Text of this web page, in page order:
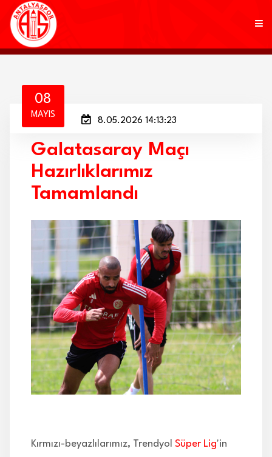
KULÜP
AKADEMİ
MARKALAR
BRANŞLAR
HABERLER
İLETİŞİM
08
MAYIS
8.05.2026 14:13:23
Galatasaray Maçı
Hazırlıklarımız
Tamamlandı
Kırmızı-beyazlılarımız, Trendyol Süper Lig'in